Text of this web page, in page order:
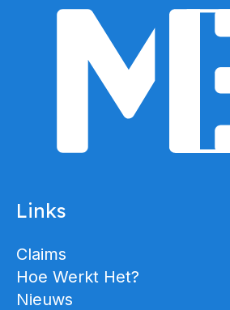
Links
Claims
Hoe Werkt Het?
Nieuws